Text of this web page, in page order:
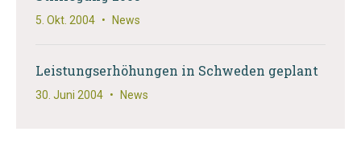
5. Okt. 2004 • News
Leistungserhöhungen in Schweden geplant
30. Juni 2004 • News